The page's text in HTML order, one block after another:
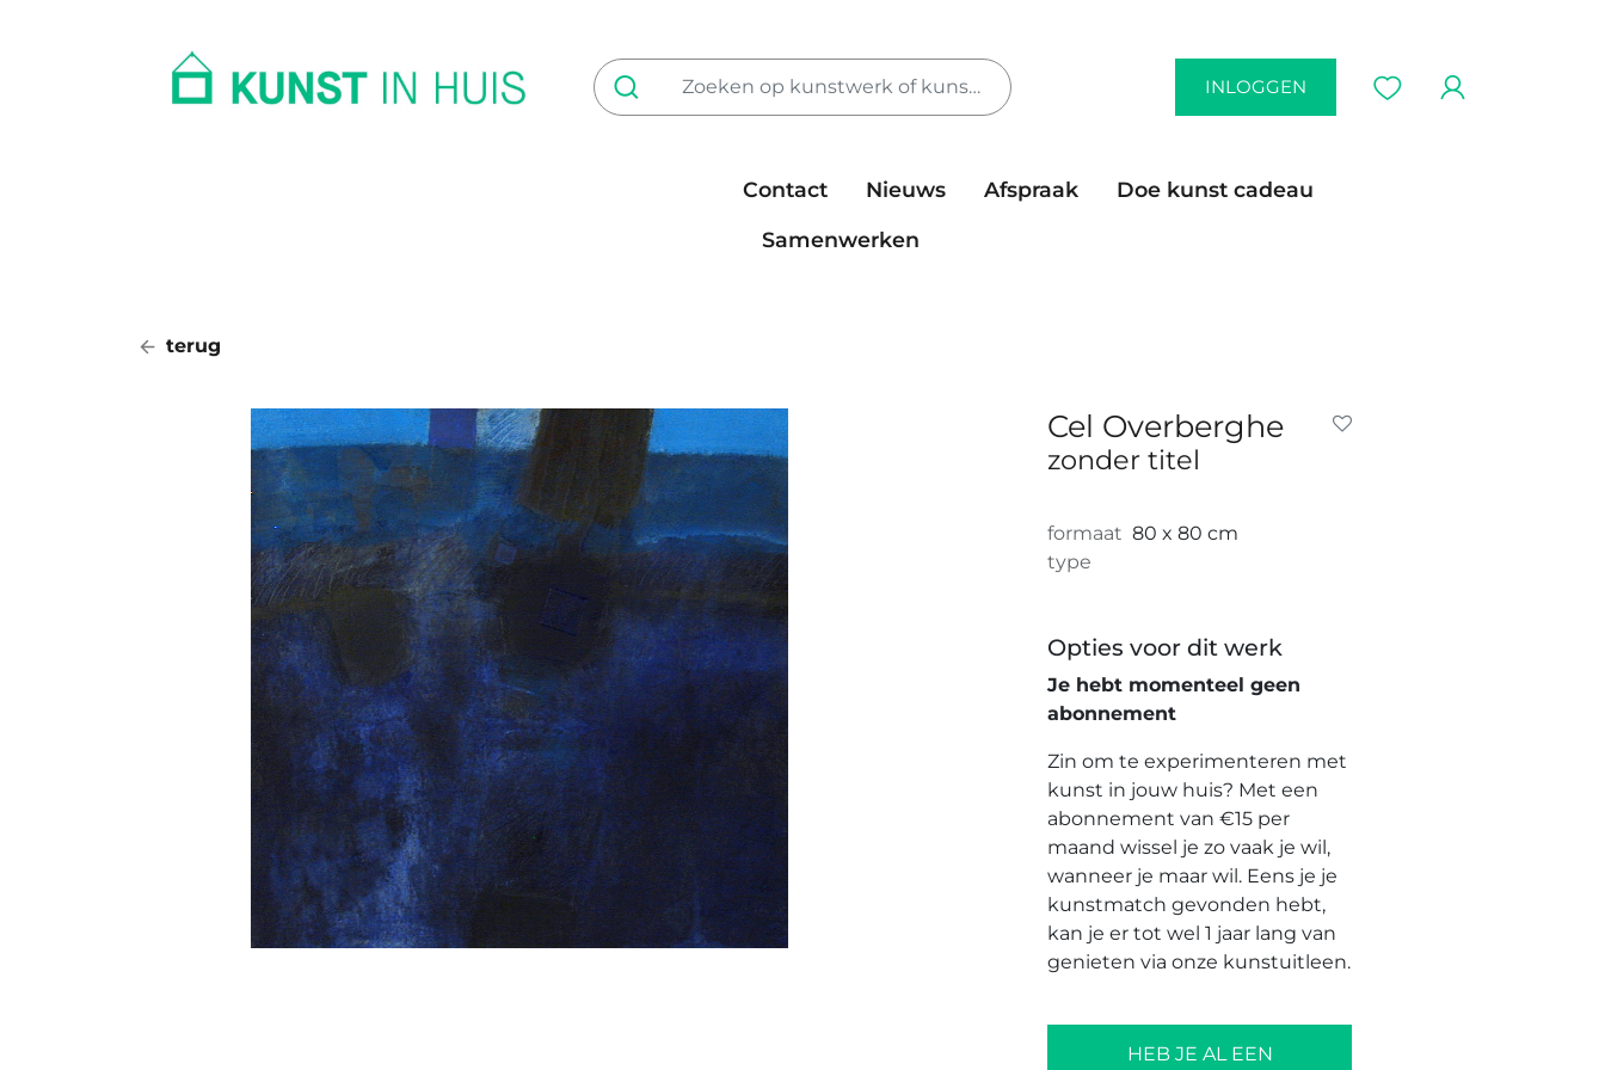
INLOGGEN
Contact Nieuws Afspraak
Doe kunst cadeau
Samenwerken
terug
Cel Overberghe
zonder titel
formaat 80 x 80 cm
type
Opties voor dit werk
Je hebt momenteel geen
abonnement
Zin om te experimenteren met
kunst in jouw huis? Met een
abonnement van €15 per
maand wissel je zo vaak je wil,
wanneer je maar wil. Eens je je
kunstmatch gevonden hebt,
kan je er tot wel 1 jaar lang van
genieten via onze kunstuitleen.
HEB JE AL EEN